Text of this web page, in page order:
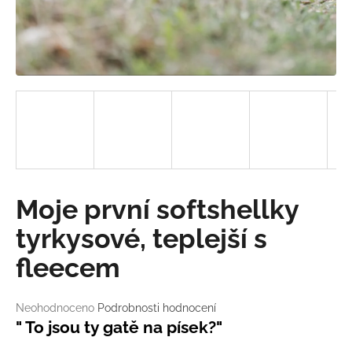
Průměrné
hodnocení
Neohodnoceno Podrobnosti hodnocení
Moje první softshellky
tyrkysové, teplejší s
fleecem
" To jsou ty gatě na písek?"
HLEDAT
p
r
u
č
u
j
m
e